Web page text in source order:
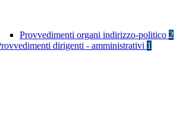
Provvedimenti organi indirizzo-politico 2
dirigenti - amministrativi 1